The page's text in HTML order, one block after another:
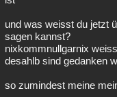
und was weisst du jetzt
sagen kannst?
nixkommnullgarnix
desahlb sind gedanken
so zumindest meine